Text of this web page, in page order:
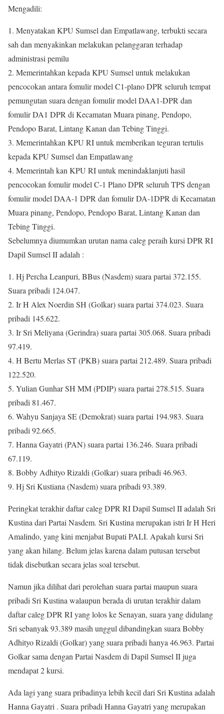
Mengadili:
1. Menyatakan KPU Sumsel dan Empatlawang, terbukti secara
sah dan menyakinkan melakukan pelanggaran terhadap
administrasi pemilu
2. Memerintahkan kepada KPU Sumsel untuk melakukan
pencocokan antara fomulir model C1-plano DPR seluruh tempat
pemungutan suara dengan fomulir model DAA1-DPR dan
fomulir DA1 DPR di Kecamatan Muara pinang, Pendopo,
Pendopo Barat, Lintang Kanan dan Tebing Tinggi.
3. Memerintahkan KPU RI untuk memberikan teguran tertulis
kepada KPU Sumsel dan Empatlawang
4. Memerintah kan KPU RI untuk menindaklanjuti hasil
pencocokan fomulir model C-1 Plano DPR seluruh TPS dengan
fomulir model DAA-1 DPR dan fomulir DA-1DPR di Kecamatan
Muara pinang, Pendopo, Pendopo Barat, Lintang Kanan dan
Tebing Tinggi.
Sebelumnya diumumkan urutan nama caleg peraih kursi DPR RI
Dapil Sumsel II adalah :
1. Hj Percha Leanpuri, BBus (Nasdem) suara partai 372.155.
Suara pribadi 124.047.
2. Ir H Alex Noerdin SH (Golkar) suara partai 374.023. Suara
pribadi 145.622.
3. Ir Sri Meliyana (Gerindra) suara partai 305.068. Suara pribadi
97.419.
4. H Bertu Merlas ST (PKB) suara partai 212.489. Suara pribadi
122.520.
5. Yulian Gunhar SH MM (PDIP) suara partai 278.515. Suara
pribadi 81.467.
6. Wahyu Sanjaya SE (Demokrat) suara partai 194.983. Suara
pribadi 92.665.
7. Hanna Gayatri (PAN) suara partai 136.246. Suara pribadi
67.119.
8. Bobby Adhityo Rizaldi (Golkar) suara pribadi 46.963.
9. Hj Sri Kustiana (Nasdem) suara pribadi 93.389.
Peringkat terakhir daftar caleg DPR RI Dapil Sumsel II adalah Sri
Kustina dari Partai Nasdem. Sri Kustina merupakan istri Ir H Heri
Amalindo, yang kini menjabat Bupati PALI. Apakah kursi Sri
yang akan hilang. Belum jelas karena dalam putusan tersebut
tidak disebutkan secara jelas soal tersebut.
Namun jika dilihat dari perolehan suara partai maupun suara
pribadi Sri Kustina walaupun berada di urutan terakhir dalam
daftar caleg DPR RI yang lolos ke Senayan, suara yang didulang
Sri sebanyak 93.389 masih unggul dibandingkan suara Bobby
Adhityo Rizaldi (Golkar) yang suara pribadi hanya 46.963. Partai
Golkar sama dengan Partai Nasdem di Dapil Sumsel II juga
mendapat 2 kursi.
Ada lagi yang suara pribadinya lebih kecil dari Sri Kustina adalah
Hanna Gayatri . Suara pribadi Hanna Gayatri yang merupakan